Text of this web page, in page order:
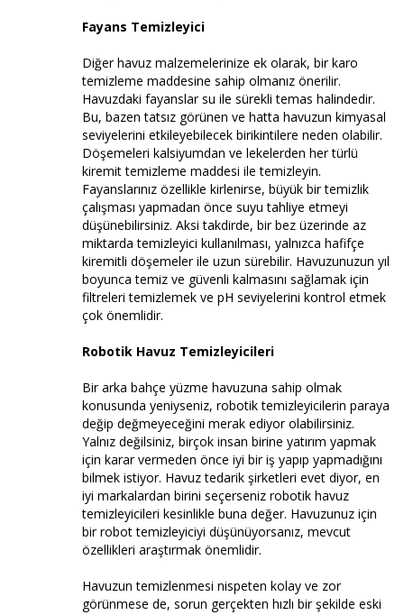
Fayans Temizleyici
Diğer havuz malzemelerinize ek olarak, bir karo
temizleme maddesine sahip olmanız önerilir.
Havuzdaki fayanslar su ile sürekli temas halindedir.
Bu, bazen tatsız görünen ve hatta havuzun kimyasal
seviyelerini etkileyebilecek birikintilere neden olabilir.
Döşemeleri kalsiyumdan ve lekelerden her türlü
kiremit temizleme maddesi ile temizleyin.
Fayanslarınız özellikle kirlenirse, büyük bir temizlik
çalışması yapmadan önce suyu tahliye etmeyi
düşünebilirsiniz. Aksi takdirde, bir bez üzerinde az
miktarda temizleyici kullanılması, yalnızca hafifçe
kiremitli döşemeler ile uzun sürebilir. Havuzunuzun yıl
boyunca temiz ve güvenli kalmasını sağlamak için
filtreleri temizlemek ve pH seviyelerini kontrol etmek
çok önemlidir.
Robotik Havuz Temizleyicileri
Bir arka bahçe yüzme havuzuna sahip olmak
konusunda yeniyseniz, robotik temizleyicilerin paraya
değip değmeyeceğini merak ediyor olabilirsiniz.
Yalnız değilsiniz, birçok insan birine yatırım yapmak
için karar vermeden önce iyi bir iş yapıp yapmadığını
bilmek istiyor. Havuz tedarik şirketleri evet diyor, en
iyi markalardan birini seçerseniz robotik havuz
temizleyicileri kesinlikle buna değer. Havuzunuz için
bir robot temizleyiciyi düşünüyorsanız, mevcut
özellikleri araştırmak önemlidir.
Havuzun temizlenmesi nispeten kolay ve zor
görünmese de, sorun gerçekten hızlı bir şekilde eski